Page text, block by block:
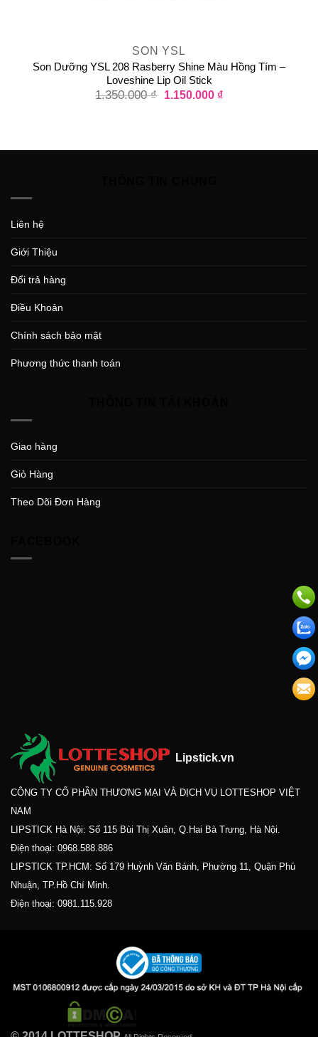
SON YSL
Son Dưỡng YSL 208 Rasberry Shine Màu Hồng Tím –
Loveshine Lip Oil Stick
1.350.000₫ 1.150.000 ₫
Liên hệ
Giới Thiệu
Đổi trả hàng
Điều Khoản
Chính sách bảo mật
Phương thức thanh toán
Giao hàng
Giỏ Hàng
Theo Dõi Đơn Hàng
Lipstick.vn
CÔNG TY CỔ PHẦN THƯƠNG MẠI VÀ DỊCH VỤ LOTTESHOP VIỆT
NAM
LIPSTICK Hà Nội: Số 115 Bùi Thị Xuân, Q.Hai Bà Trưng, Hà Nội.
Điện thoại: 0968.588.886
LIPSTICK TP.HCM: Số 179 Huỳnh Văn Bánh, Phường 11, Quận Phú
Nhuận, TP.Hồ Chí Minh.
Điện thoại: 0981.115.928